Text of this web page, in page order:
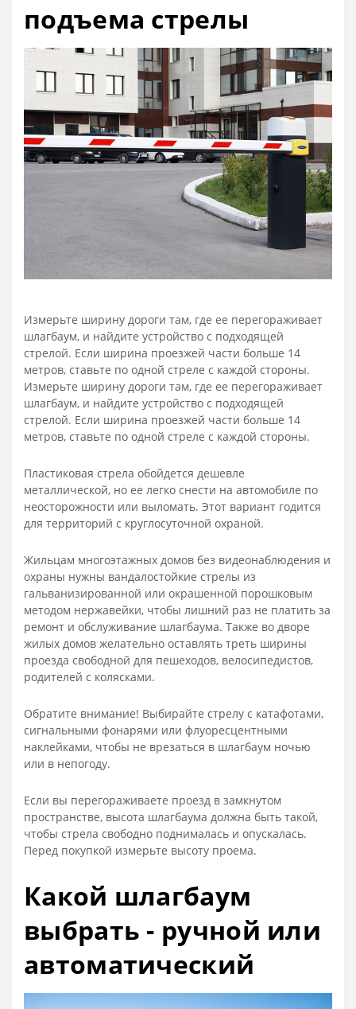
подъема стрелы
Измерьте ширину дороги там, где ее перегораживает
шлагбаум, и найдите устройство с подходящей
стрелой. Если ширина проезжей части больше 14
метров, ставьте по одной стреле с каждой стороны.
Измерьте ширину дороги там, где ее перегораживает
шлагбаум, и найдите устройство с подходящей
стрелой. Если ширина проезжей части больше 14
метров, ставьте по одной стреле с каждой стороны.
Пластиковая стрела обойдется дешевле
металлической, но ее легко снести на автомобиле по
неосторожности или выломать. Этот вариант годится
для территорий с круглосуточной охраной.
Жильцам многоэтажных домов без видеонаблюдения и
охраны нужны вандалостойкие стрелы из
гальванизированной или окрашенной порошковым
методом нержавейки, чтобы лишний раз не платить за
ремонт и обслуживание шлагбаума. Также во дворе
жилых домов желательно оставлять треть ширины
проезда свободной для пешеходов, велосипедистов,
родителей с колясками.
Обратите внимание! Выбирайте стрелу с катафотами,
сигнальными фонарями или флуоресцентными
наклейками, чтобы не врезаться в шлагбаум ночью
или в непогоду.
Если вы перегораживаете проезд в замкнутом
пространстве, высота шлагбаума должна быть такой,
чтобы стрела свободно поднималась и опускалась.
Перед покупкой измерьте высоту проема.
Какой шлагбаум
выбрать - ручной или
автоматический